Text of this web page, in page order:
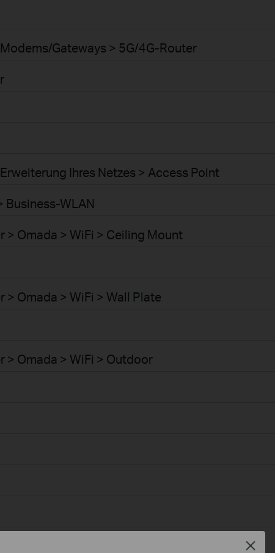
Gateways > 5G/4G-Router
Ihres Netzes > Access Point
Business-WLAN
> Omada > WiFi > Ceiling Mount
> Omada > WiFi > Wall Plate
> Omada > WiFi > Outdoor
Close